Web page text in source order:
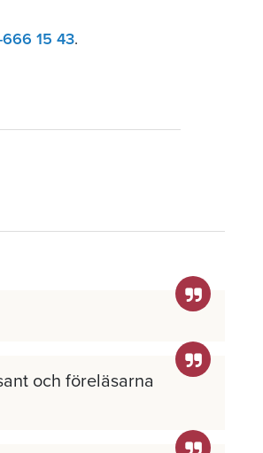
15 43.
och föreläsarna